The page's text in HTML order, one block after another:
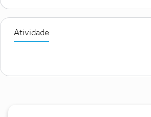
Atividade